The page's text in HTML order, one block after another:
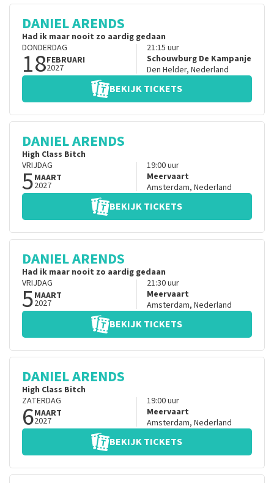
DANIEL ARENDS
Had ik maar nooit zo aardig gedaan
DONDERDAG
18FEBRUARI
2027
21:15 uur
Schouwburg De Kampanje
Den Helder, Nederland
BEKIJK TICKETS
DANIEL ARENDS
High Class Bitch
VRIJDAG
5MAART
2027
19:00uur
Meervaart
Amsterdam, Nederland
BEKIJK TICKETS
DANIEL ARENDS
Had ik maar nooit zo aardig gedaan
VRIJDAG
5MAART
2027
21:30uur
Meervaart
Amsterdam, Nederland
BEKIJK TICKETS
DANIEL ARENDS
High Class Bitch
ZATERDAG
6MAART
2027
19:00uur
Meervaart
Amsterdam, Nederland
BEKIJK TICKETS